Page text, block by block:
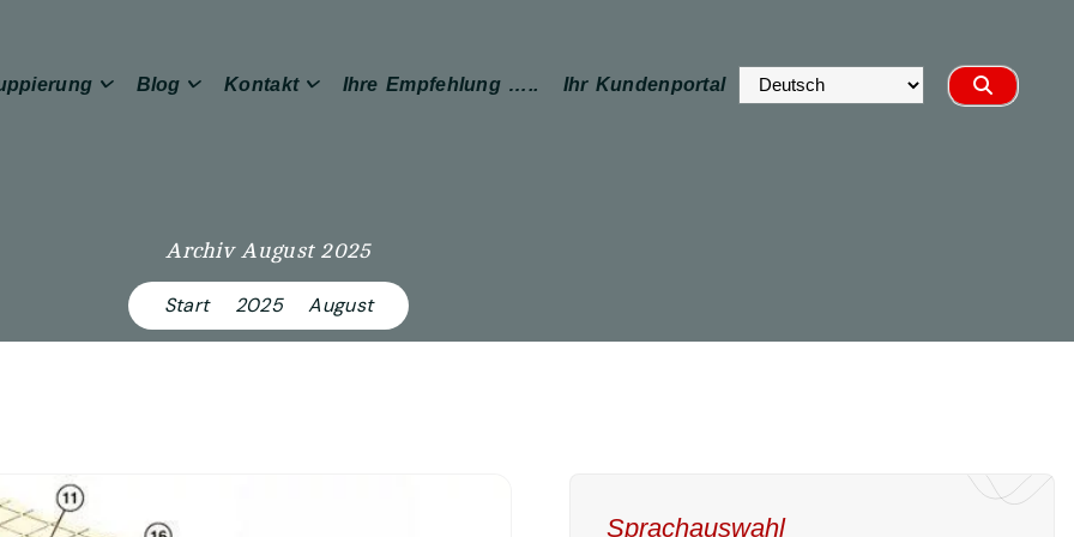
Blog Kontakt Ihre Empfehlung ….. Ihr Kundenportal
Archiv August 2025
Start 2025 August
Sprachauswahl